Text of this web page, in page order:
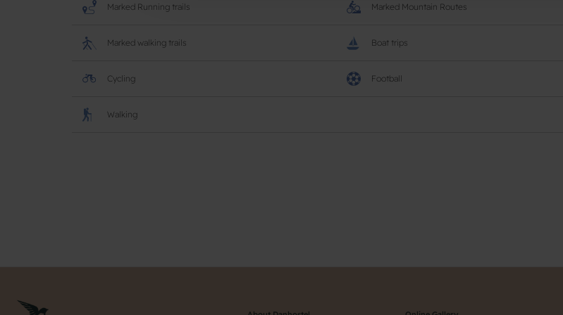
Marked Running trails Marked Mountain Routes
Marked walking trails Boat trips
Cycling Football
Walking